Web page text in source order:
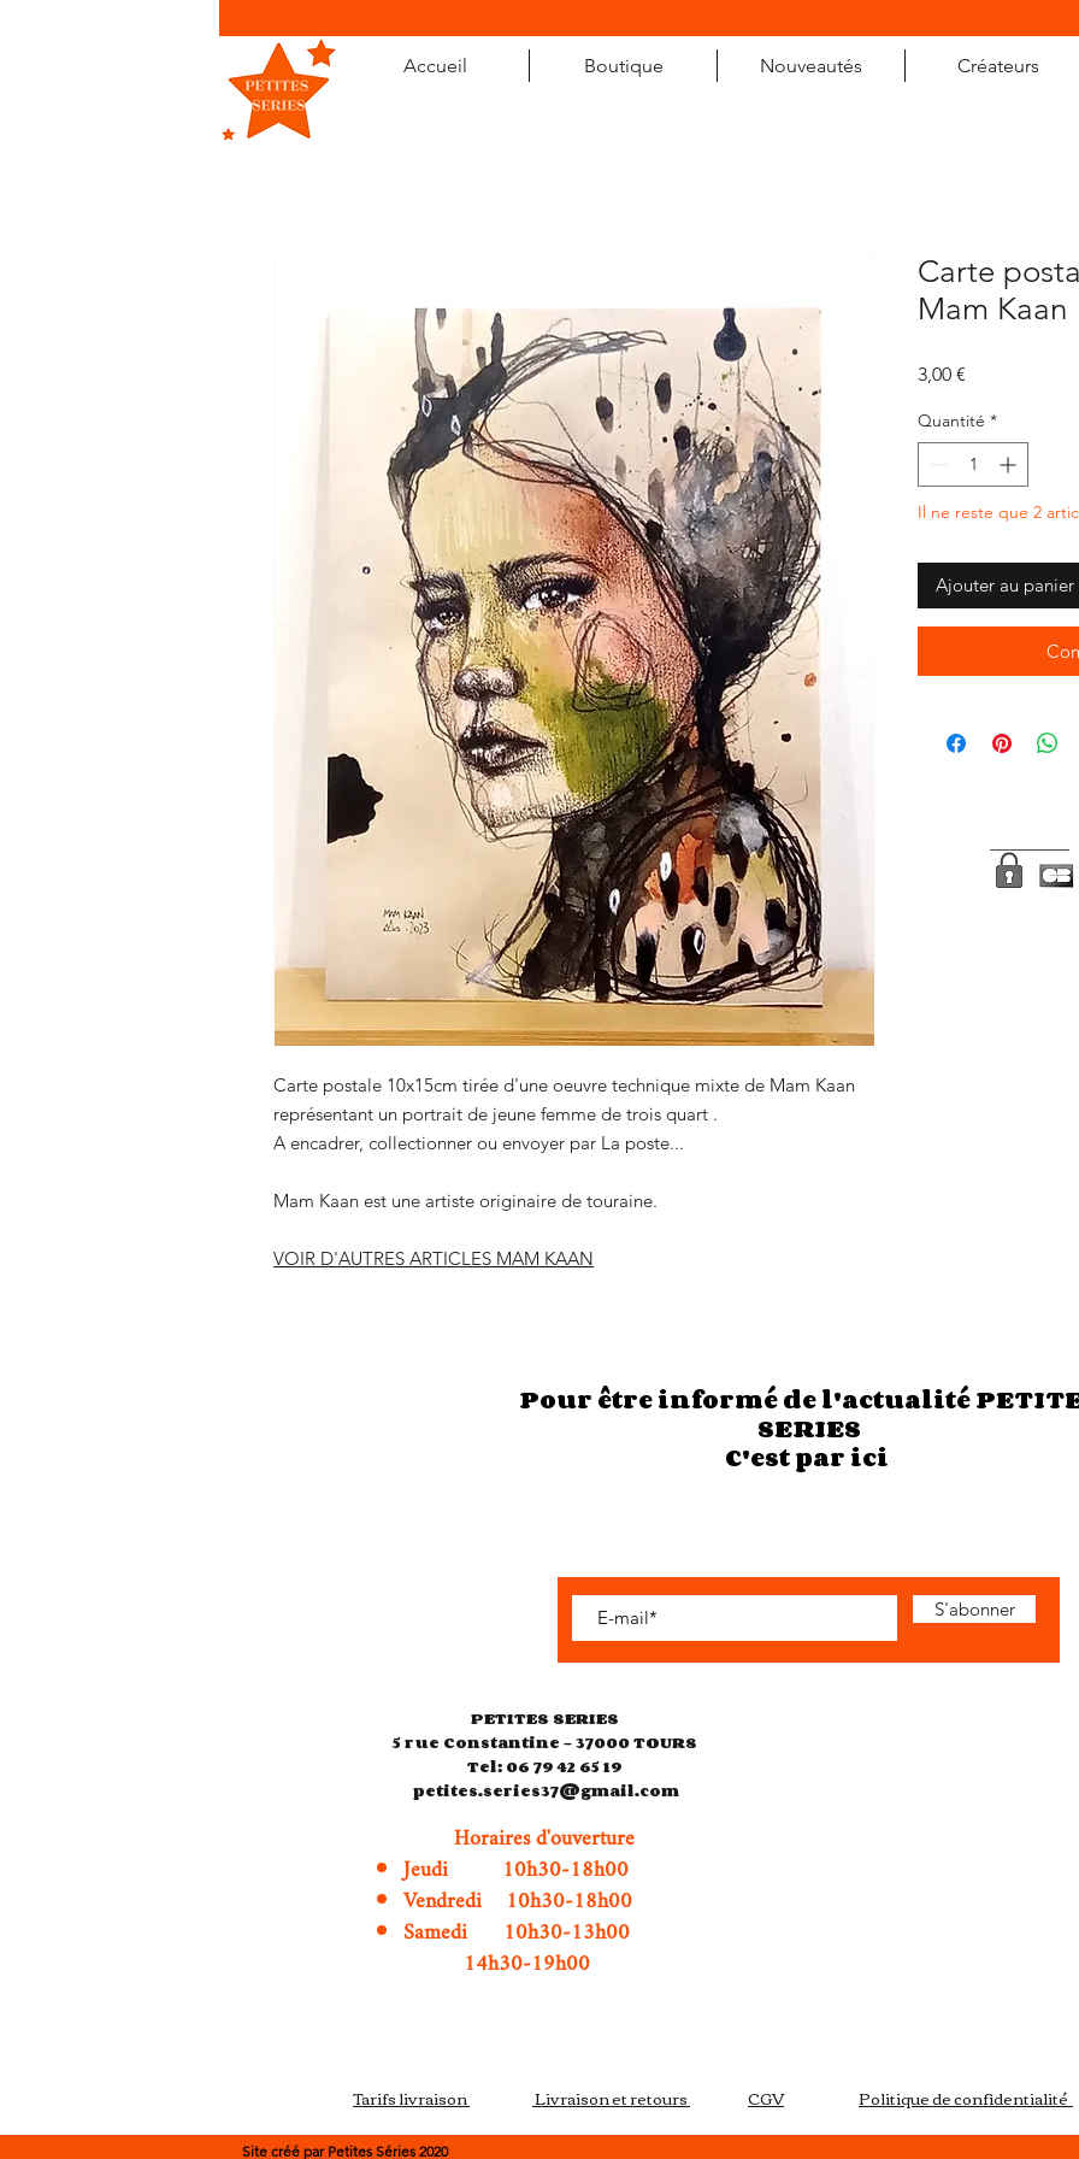
Accueil Boutique Nouveautés Créateurs
Carte postale 10x15cm tirée d'une oeuvre technique mixte de Mam Kaan
représentant un portrait de jeune femme de trois quart .
A encadrer, collectionner ou envoyer par La poste...
Mam Kaan est une artiste originaire de touraine.
VOIR D'AUTRES ARTICLES MAM KAAN
Carte
Mam Kaan
3,00 €
Quantité *
Il ne reste que 2
Ajouter au panier
Pour être informé de l'actualité
SERIES
C'est par ici
S'abonner
PETITES SERIES
5 rue Constantine - 37000 TOURS
Tel: 06 79 42 65 19
petites.series37@gmail.com
Horaires d'ouverture
Jeudi 10h30-18h00
Vendredi 10h30-18h00
Samedi 10h30-13h00
14h30-19h00
Tarifs livraison Livraison et retours CGV Politique de confidentialité
Site créé par Petites Séries 2020